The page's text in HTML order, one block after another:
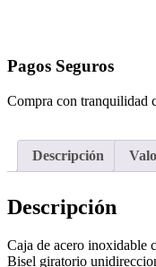
Pagos Seguros
Compra con tranquilidad
Descripción
Descripción
Caja de acero inoxidable
Bisel giratorio